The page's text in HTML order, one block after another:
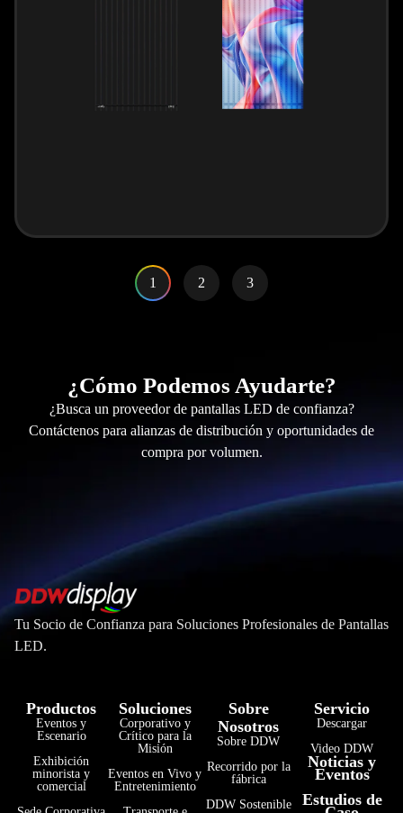
1 2 3
¿Cómo Podemos Ayudarte?
¿Busca un proveedor de pantallas LED de confianza?
Contáctenos para alianzas de distribución y oportunidades de
compra por volumen.
Tu Socio de Confianza para Soluciones Profesionales de Pantallas
LED.
Productos
Eventos y
Escenario
Exhibición
minorista y
comercial
Soluciones
Corporativo y
Crítico para la
Misión
Eventos en Vivo y
Entretenimiento
Sobre
Nosotros
Sobre DDW
Recorrido por la
fábrica
DDW Sostenible
Servicio
Descargar
Video DDW
Noticias y
Eventos
Estudios de
فارسی